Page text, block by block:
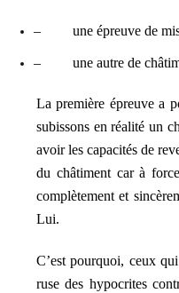
– une épreuve de
– une autre de
La première épreuve a
subissons en réalité un
avoir les capacités de
du châtiment car à
complètement et
Lui.
C’est pourquoi, ceux
ruse des hypocrites